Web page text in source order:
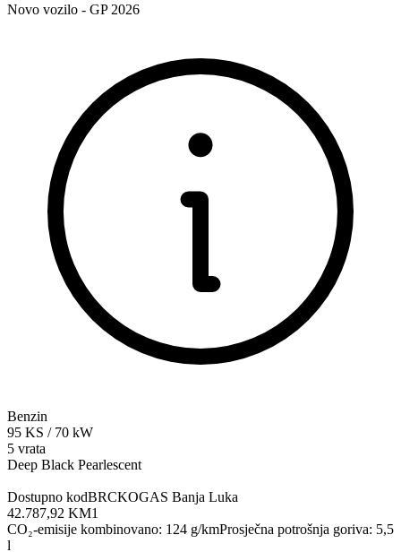
Novo vozilo - GP 2026
Benzin
95 KS / 70 kW
5 vrata
Deep Black Pearlescent
Dostupno kodBRCKOGAS Banja Luka
42.787,92 KM1
CO₂-emisije kombinovano: 124 g/kmProsječna potrošnja goriva: 5,5
l